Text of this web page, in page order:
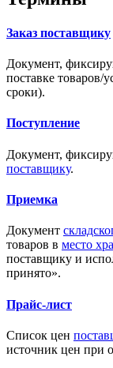
Заказ поставщику
Документ,
поставке товаров/
сроки).
Поступление
Документ,
поставщику.
Приемка
Документ
товаров в место
поставщику и
принято».
Прайс-лист
Список цен
источник цен при